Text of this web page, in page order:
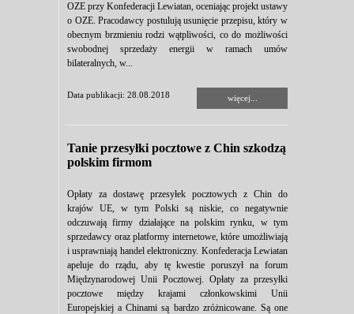
OZE przy Konfederacji Lewiatan, oceniając projekt ustawy
o OZE. Pracodawcy postulują usunięcie przepisu, który w
obecnym brzmieniu rodzi wątpliwości, co do możliwości
swobodnej sprzedaży energii w ramach umów
bilateralnych, w...
Data publikacji: 28.08.2018 więcej...
Tanie przesyłki pocztowe z Chin szkodzą
polskim firmom
Opłaty za dostawę przesyłek pocztowych z Chin do
krajów UE, w tym Polski są niskie, co negatywnie
odczuwają firmy działające na polskim rynku, w tym
sprzedawcy oraz platformy internetowe, które umożliwiają
i usprawniają handel elektroniczny. Konfederacja Lewiatan
apeluje do rządu, aby tę kwestie poruszył na forum
Międzynarodowej Unii Pocztowej. Opłaty za przesyłki
pocztowe między krajami członkowskimi Unii
Europejskiej a Chinami są bardzo zróżnicowane. Są one